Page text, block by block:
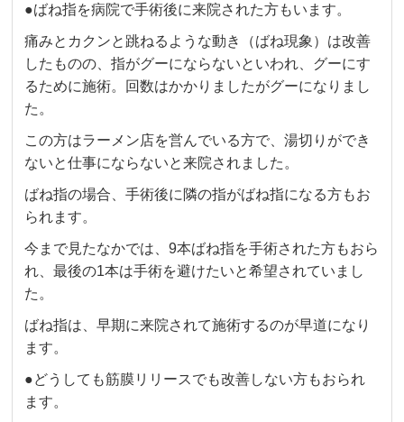
●ばね指を病院で手術後に来院された方もいます。
痛みとカクンと跳ねるような動き（ばね現象）は改善
したものの、指がグーにならないといわれ、グーにす
るために施術。回数はかかりましたがグーになりまし
た。
この方はラーメン店を営んでいる方で、湯切りができ
ないと仕事にならないと来院されました。
ばね指の場合、手術後に隣の指がばね指になる方もお
られます。
今まで見たなかでは、9本ばね指を手術された方もおら
れ、最後の1本は手術を避けたいと希望されていまし
た。
ばね指は、早期に来院されて施術するのが早道になり
ます。
●どうしても筋膜リリースでも改善しない方もおられ
ます。